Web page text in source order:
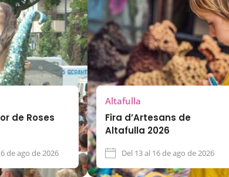
de Roses
de ago de 2026
Altafulla
Fira d’Artesans de
Altafulla 2026
Del 13 al 16 de ago de 2026